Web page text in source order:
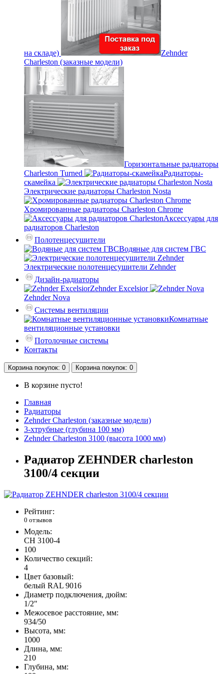
на складе)
Zehnder
Charleston (заказные модели)
Горизонтальные радиаторы
Charleston Turned
Радиаторы-
скамейка
Электрические радиаторы Charleston Nosta
Хромированные радиаторы Charleston Chrome
Аксессуары для
радиаторов Charleston
Полотенцесушители
Водяные для систем ГВС
Электрические полотенцесушители Zehnder
Дизайн-радиаторы
Zehnder Excelsior
Zehnder Nova
Системы вентиляции
Комнатные
вентиляционные установки
Потолочные системы
Контакты
Корзинапокупок: 0 Корзинапокупок: 0
В корзине пусто!
Главная
Радиаторы
Zehnder Charleston (заказные модели)
3-хтрубные (глубина 100 мм)
Zehnder Charleston 3100 (высота 1000 мм)
Радиатор ZEHNDER charleston
3100/4 секции
Рейтинг:
0 отзывов
Модель:
CH 3100-4
100
Количество секций:
4
Цвет базовый:
белый RAL 9016
Диаметр подключения, дюйм:
1/2"
Межосевое расстояние, мм:
934/50
Высота, мм:
1000
Длина, мм:
210
Глубина, мм: